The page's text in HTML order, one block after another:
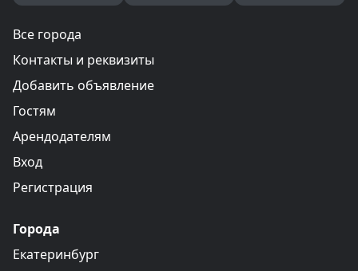
Все города
Контакты и реквизиты
Добавить объявление
Гостям
Арендодателям
Вход
Регистрация
Города
Екатеринбург